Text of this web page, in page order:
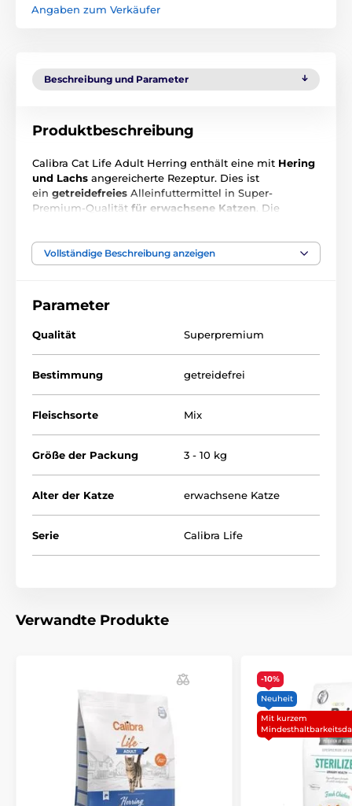
Angaben zum Verkäufer
Beschreibung und Parameter
Produktbeschreibung
Calibra Cat Life Adult Herring enthält eine mit Hering
und Lachs angereicherte Rezeptur. Dies ist
ein getreidefreies Alleinfuttermittel in Super-
Premium-Qualität für erwachsene Katzen . Die
Futter unterstützt dieideale Verfassung
und ist mit wertvollemLachsölangereichert, das die
Fell neuen Glanz verleiht.
Vorteile des Futters:
ohne Zusatz von Konservierungsstoffen und GVO
Zusammensetzung:
Vollständige Beschreibung anzeigen
Parameter
Qualität Superpremium
Bestimmung getreidefrei
Fleischsorte Mix
Größe der Packung 3 - 10 kg
Alter der Katze erwachsene Katze
Serie Calibra Life
Verwandte Produkte
-10%
Neuheit
Mit kurzem